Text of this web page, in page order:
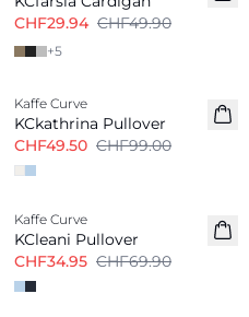
CHF29.94 CHF49.90
+5
Kaffe Curve
KCkathrina Pullover
CHF49.50 CHF99.00
-50%
Kaffe Curve
KCleani Pullover
CHF34.95 CHF69.90